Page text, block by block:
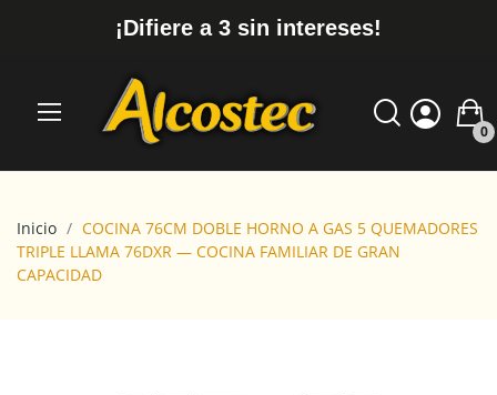
¡Difiere a 3 sin intereses!
0
Inicio
COCINA 76CM DOBLE HORNO A GAS 5 QUEMADORES
TRIPLE LLAMA 76DXR — COCINA FAMILIAR DE GRAN
CAPACIDAD